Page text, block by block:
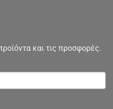
και τις προσφορές.